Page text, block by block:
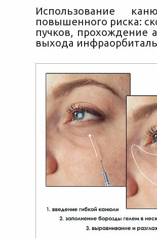
Использование
повышенного риска:
пучков, прохождение
выхода